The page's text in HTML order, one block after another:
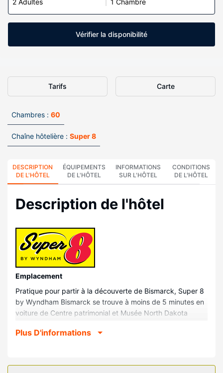
2 Adultes 1 Chambre
Vérifier la disponibilité
Tarifs Carte
Chambres : 60
Chaîne hôtelière : Super 8
DESCRIPTION
DE L'HÔTEL
ÉQUIPEMENTS
DE L'HÔTEL
INFORMATIONS
SUR L'HÔTEL
CONDITIONS
DE L'HÔTEL
Description de l'hôtel
Emplacement
Pratique pour partir à la découverte de Bismarck, Super 8
by Wyndham Bismarck se trouve à moins de 5 minutes en
voiture de Centre patrimonial et Musée North Dakota
Center. Cet hôtel se trouve à 1,7 km de North Dakota State
Plus D'informations